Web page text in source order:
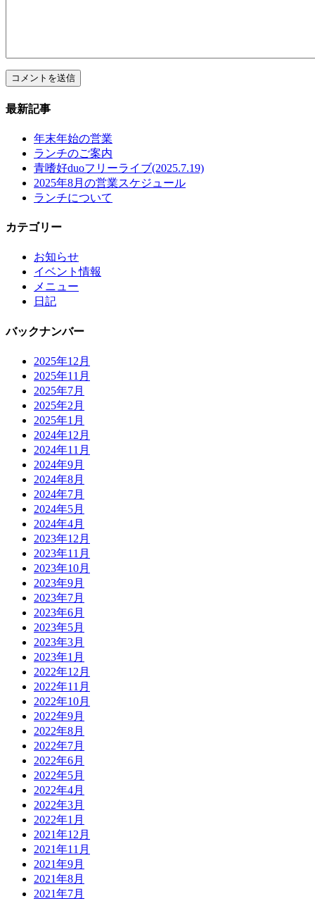
最新記事
年末年始の営業
ランチのご案内
青嗜好duoフリーライブ(2025.7.19)
2025年8月の営業スケジュール
ランチについて
カテゴリー
お知らせ
イベント情報
メニュー
日記
バックナンバー
2025年12月
2025年11月
2025年7月
2025年2月
2025年1月
2024年12月
2024年11月
2024年9月
2024年8月
2024年7月
2024年5月
2024年4月
2023年12月
2023年11月
2023年10月
2023年9月
2023年7月
2023年6月
2023年5月
2023年3月
2023年1月
2022年12月
2022年11月
2022年10月
2022年9月
2022年8月
2022年7月
2022年6月
2022年5月
2022年4月
2022年3月
2022年1月
2021年12月
2021年11月
2021年9月
2021年8月
2021年7月